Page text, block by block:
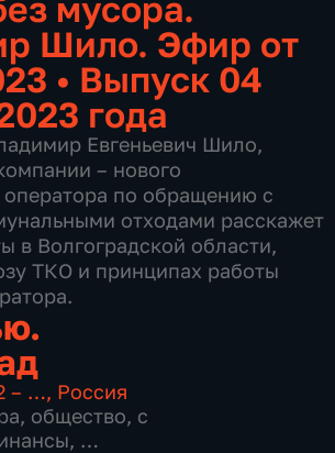
Шило. Эфир от
• Выпуск 04
года
Евгеньевич Шило,
– нового
оператора по обращению с
отходами расскажет
в Волгоградской области,
ТКО и принципах работы
– …, Россия
, общество, с
,